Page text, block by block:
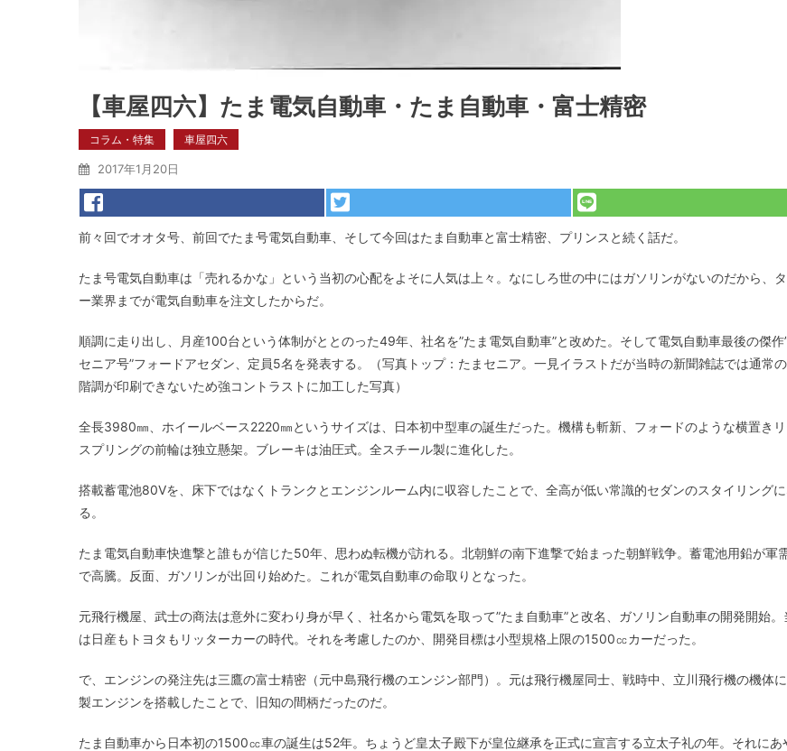
【車屋四六】たま電気自動車・たま自動車・富士精密
コラム・特集 車屋四六
2017年1月20日
前々回でオオタ号、前回でたま号電気自動車、そして今回はたま自動車と富士精密、プリンスと続く話だ。
たま号電気自動車は「売れるかな」という当初の心配をよそに人気は上々。なにしろ世の中にはガソリンがないのだから、
ー業界までが電気自動車を注文したからだ。
順調に走り出し、月産100台という体制がととのった49年、社名を”たま電気自動車”と改めた。そして電気自動車最後の傑作
セニア号”フォードアセダン、定員5名を発表する。（写真トップ：たまセニア。一見イラストだが当時の新聞雑誌では通常
階調が印刷できないため強コントラストに加工した写真）
全長3980㎜、ホイールベース2220㎜というサイズは、日本初中型車の誕生だった。機構も斬新、フォードのような横置きリ
スプリングの前輪は独立懸架。ブレーキは油圧式。全スチール製に進化した。
搭載蓄電池80Vを、床下ではなくトランクとエンジンルーム内に収容したことで、全高が低い常識的セダンのスタイリング
る。
たま電気自動車快進撃と誰もが信じた50年、思わぬ転機が訪れる。北朝鮮の南下進撃で始まった朝鮮戦争。蓄電池用鉛が軍
で高騰。反面、ガソリンが出回り始めた。これが電気自動車の命取りとなった。
元飛行機屋、武士の商法は意外に変わり身が早く、社名から電気を取って”たま自動車”と改名、ガソリン自動車の開発開始。
は日産もトヨタもリッターカーの時代。それを考慮したのか、開発目標は小型規格上限の1500㏄カーだった。
で、エンジンの発注先は三鷹の富士精密（元中島飛行機のエンジン部門）。元は飛行機屋同士、戦時中、立川飛行機の機体
製エンジンを搭載したことで、旧知の間柄だったのだ。
たま自動車から日本初の1500㏄車の誕生は52年。ちょうど皇太子殿下が皇位継承を正式に宣言する立太子礼の年。それにあ